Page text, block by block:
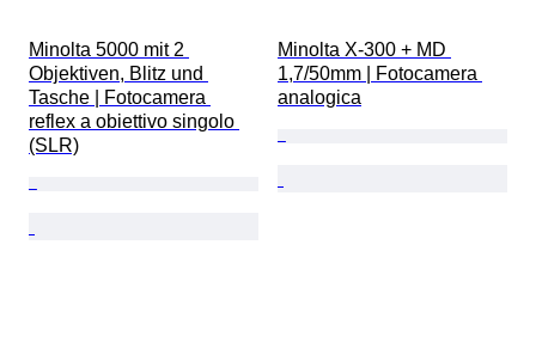
Minolta 5000 mit 2
Objektiven, Blitz und
Tasche | Fotocamera
reflex a obiettivo singolo
(SLR)
Minolta X-300 + MD
1,7/50mm | Fotocamera
analogica